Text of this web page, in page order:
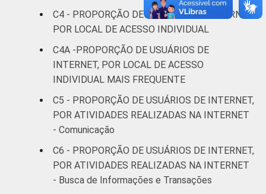
De 35 a 44
anos
56 44 0
De 45 a 59
anos
38 62
60 anos ou
mais
14 86 0
familiar
Mais de 1
SM até 2 SM
47 53
C4 - PROPORÇÃO DE USUÁRIOS DE INTERNET,
POR LOCAL DE ACESSO INDIVIDUAL
C4A -PROPORÇÃO DE USUÁRIOS DE
INTERNET, POR LOCAL DE ACESSO
INDIVIDUAL MAIS FREQUENTE
C5 - PROPORÇÃO DE USUÁRIOS DE INTERNET,
POR ATIVIDADES REALIZADAS NA INTERNET
- Comunicação
C6 - PROPORÇÃO DE USUÁRIOS DE INTERNET,
POR ATIVIDADES REALIZADAS NA INTERNET
- Busca de Informações e Transações